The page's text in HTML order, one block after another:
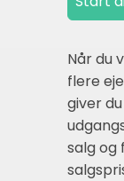
Når du
flere
giver
salg og